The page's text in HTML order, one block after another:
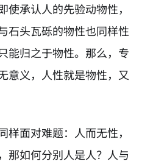
承认人的先验动物性，
石头瓦砾的物性也同样性
能归之于物性。那么，专
意义，人性就是物性，又
面对难题：人而无性，
那如何分别人是人？人与